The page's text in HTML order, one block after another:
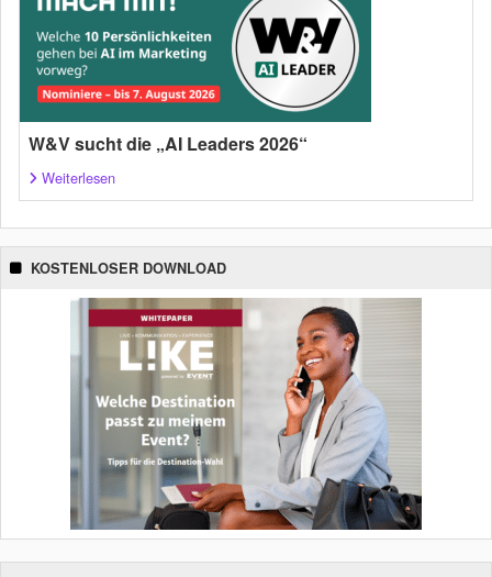
W&V sucht die „AI Leaders 2026“
Weiterlesen
KOSTENLOSER DOWNLOAD